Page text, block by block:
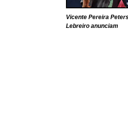
Vicente Pereira
Lebreiro anunciam